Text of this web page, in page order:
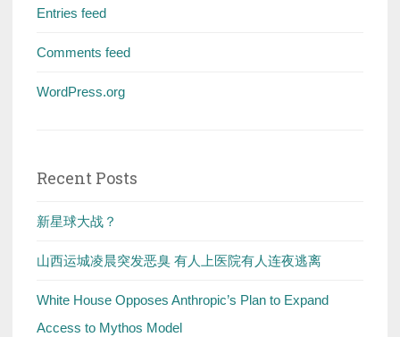
Entries feed
Comments feed
WordPress.org
Recent Posts
新星球大战？
山西运城凌晨突发恶臭 有人上医院有人连夜逃离
White House Opposes Anthropic’s Plan to Expand
Access to Mythos Model